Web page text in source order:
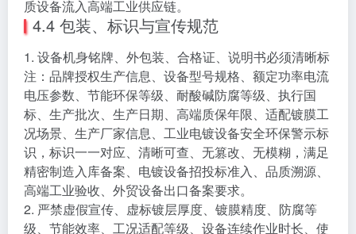
质设备流入高端工业供应链。
4.4 包装、标识与宣传规范
1. 设备机身铭牌、外包装、合格证、说明书必须清晰标
注：品牌授权生产信息、设备型号规格、额定功率电流
电压参数、节能环保等级、耐酸碱防腐等级、执行国
标、生产批次、生产日期、高端质保年限、适配镀膜工
况场景、生产厂家信息、工业电镀设备安全环保警示标
识，标识一一对应、清晰可查、无篡改、无模糊，满足
精密制造入库备案、电镀设备招投标准入、品质溯源、
高端工业验收、外贸设备出口备案要求。
2. 严禁虚假宣传、虚标镀层厚度、镀膜精度、防腐等
级、节能效率、工况适配等级、设备连续作业时长、使